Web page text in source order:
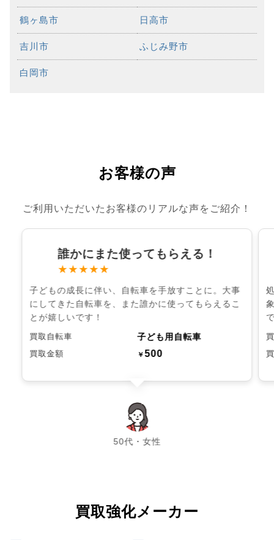
鶴ヶ島市 日高市
吉川市 ふじみ野市
白岡市
お客様の声
ご利用いただいたお客様のリアルな声をご紹介！
誰かにまた使ってもらえる！
★★★★★
子どもの成長に伴い、自転車を手放すことに。大事
にしてきた自転車を、また誰かに使ってもらえるこ
とが嬉しいです！
買取自転車 子ども用自転車
買取金額 ￥500
50代・女性
chevron_left chevron_right
買取強化メーカー